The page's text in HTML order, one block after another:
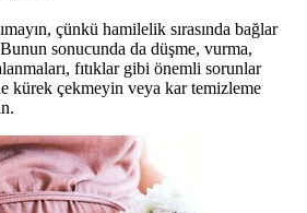
çünkü hamilelik sırasında bağlar
sonucunda da düşme, vurma,
fıtıklar gibi önemli sorunlar
kürek çekmeyin veya kar temizleme